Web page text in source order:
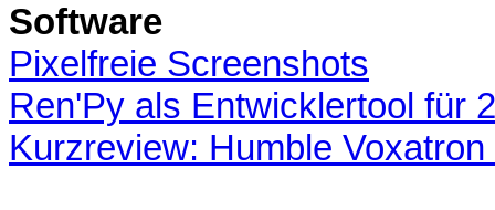
Software
Pixelfreie Screenshots
Ren'Py als Entwicklertool für
Kurzreview: Humble